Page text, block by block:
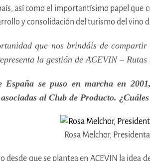
así como el importantísimo papel que
y consolidación del turismo del vino
que nos brindáis de
la gestión de ACEVIN – Rutas
se puso en marcha en
al Club de Producto.
Rosa Melchor,
desde que se plantea en ACEVIN la